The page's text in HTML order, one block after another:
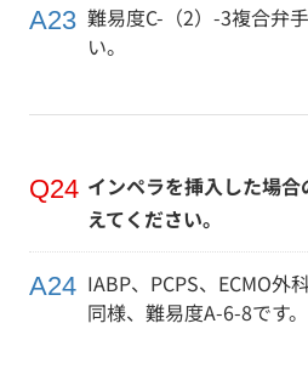
難易度C-（2）-3複合弁
い。
インペラを挿入した場
えてください。
IABP、PCPS、ECMO外
同様、難易度A-6-8です。